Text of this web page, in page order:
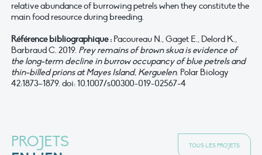
relative abundance of burrowing petrels when they constitute the
main food resource during breeding.
Référence bibliographique : Pacoureau N., Gaget E., Delord K.,
Barbraud C. 2019. Prey remains of brown skua is evidence of
the long-term decline in burrow occupancy of blue petrels and
thin-billed prions at Mayes Island, Kerguelen. Polar Biology
42:1873–1879. doi: 10.1007/s00300-019-02567-4
PROJETS
TOUS LES PROJETS